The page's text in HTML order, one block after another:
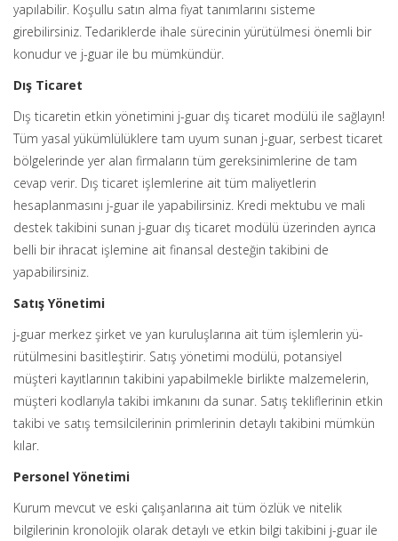
yapılabilir. Koşullu satın alma fiyat tanımlarını sisteme
girebilirsiniz. Tedariklerde ihale sürecinin yürütülmesi önemli bir
konudur ve j-guar ile bu mümkündür.
Dış Ticaret
Dış ticaretin etkin yönetimini j-guar dış ticaret modülü ile sağlayın!
Tüm yasal yükümlülüklere tam uyum sunan j-guar, serbest ticaret
bölgelerinde yer alan firmaların tüm gereksinimlerine de tam
cevap verir. Dış ticaret işlemlerine ait tüm maliyetlerin
hesaplanmasını j-guar ile yapabilirsiniz. Kredi mektubu ve mali
destek takibini sunan j-guar dış ticaret modülü üzerinden ayrıca
belli bir ihracat işlemine ait finansal desteğin takibini de
yapabilirsiniz.
Satış Yönetimi
j-guar merkez şirket ve yan kuruluşlarına ait tüm işlemlerin yü-
rütülmesini basitleştirir. Satış yönetimi modülü, potansiyel
müşteri kayıtlarının takibini yapabilmekle birlikte malzemelerin,
müşteri kodlarıyla takibi imkanını da sunar. Satış tekliflerinin etkin
takibi ve satış temsilcilerinin primlerinin detaylı takibini mümkün
kılar.
Personel Yönetimi
Kurum mevcut ve eski çalışanlarına ait tüm özlük ve nitelik
bilgilerinin kronolojik olarak detaylı ve etkin bilgi takibini j-guar ile